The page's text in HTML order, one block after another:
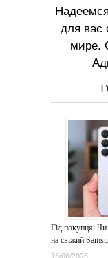
для вас
мире.
Гід покупця:
на свіжий
16/06/2026